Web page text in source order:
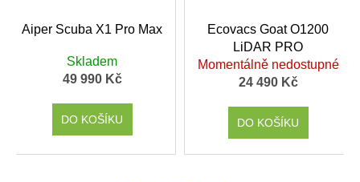
Aiper Scuba X1 Pro Max
Skladem
49 990 Kč
DO KOŠÍKU
Ecovacs Goat O1200
LiDAR PRO
Momentálně nedostupné
24 490 Kč
DO KOŠÍKU